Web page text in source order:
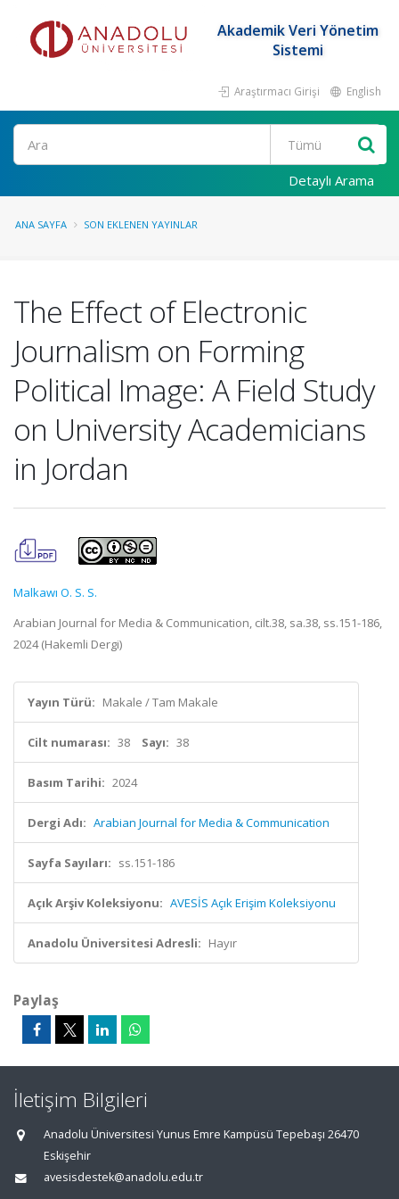
Akademik Veri Yönetim
Sistemi
Araştırmacı Girişi English
Ara
Detaylı Arama
ANA SAYFA SON EKLENEN YAYINLAR
The Effect of Electronic
Journalism on Forming
Political Image: A Field Study
on University Academicians
in Jordan
Malkawı O. S. S.
Arabian Journal for Media & Communication, cilt.38, sa.38, ss.151-186,
2024 (Hakemli Dergi)
Yayın Türü: Makale / Tam Makale
Cilt numarası: 38 Sayı: 38
Basım Tarihi: 2024
Dergi Adı: Arabian Journal for Media & Communication
Sayfa Sayıları: ss.151-186
Açık Arşiv Koleksiyonu: AVESİS Açık Erişim Koleksiyonu
Anadolu Üniversitesi Adresli: Hayır
Paylaş
İletişim Bilgileri
Anadolu Üniversitesi Yunus Emre Kampüsü Tepebaşı 26470
Eskişehir
avesisdestek@anadolu.edu.tr